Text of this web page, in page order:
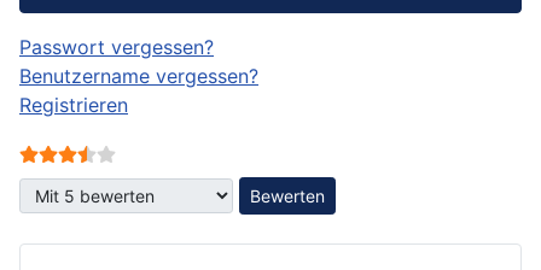
Passwort vergessen?
Benutzername vergessen?
Registrieren
Bewertung:
Bitte bewerten